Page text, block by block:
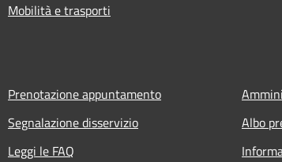
Mobilità e trasporti
Prenotazione appuntamento
Segnalazione disservizio
Leggi le FAQ
Albo